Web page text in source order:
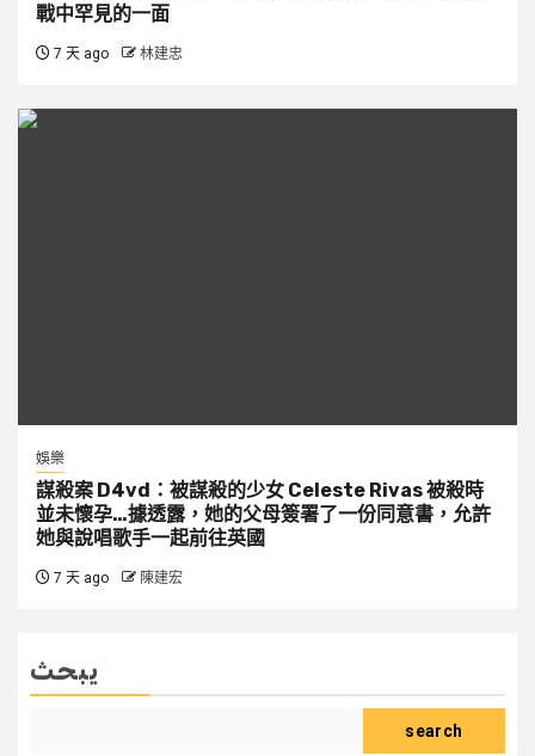
戰中罕見的一面
7 天 ago 林建忠
娛樂
謀殺案 D4vd：被謀殺的少女 Celeste Rivas 被殺時
並未懷孕…據透露，她的父母簽署了一份同意書，允許
她與說唱歌手一起前往英國
7 天 ago 陳建宏
يبحث
search